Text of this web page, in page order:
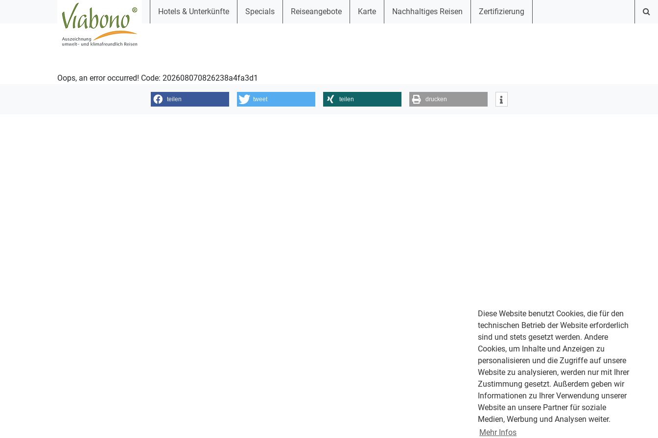
Diese Website benutzt Cookies, die für den
technischen Betrieb der Website erforderlich
sind und stets gesetzt werden. Andere
Cookies, um Inhalte und Anzeigen zu
personalisieren und die Zugriffe auf unsere
Website zu analysieren, werden nur mit Ihrer
Zustimmung gesetzt. Außerdem geben wir
Informationen zu Ihrer Verwendung unserer
Website an unsere Partner für soziale
Medien, Werbung und Analysen weiter.
Mehr Infos
Hotels & Unterkünfte Specials Reiseangebote Karte Nachhaltiges Reisen Zertifizierung
Oops, an error occurred! Code: 202608070826238a4fa3d1
teilen tweet teilen drucken